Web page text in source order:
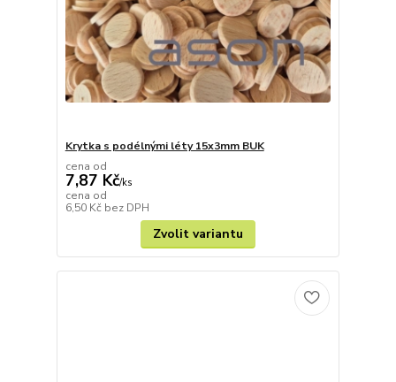
Krytka s podélnými léty 15x3mm BUK
cena od
7,87 Kč/ks
cena od
6,50 Kč bez DPH
Zvolit variantu